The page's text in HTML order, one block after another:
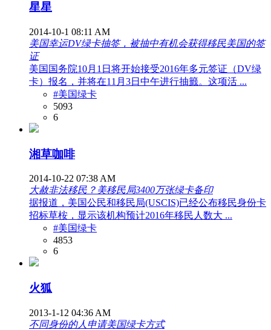
星星
2014-10-1 08:11 AM
美国幸运DV绿卡抽签，被抽中有机会获得移民美国的签
证
美国国务院10月1日将开始接受2016年多元签证（DV绿
卡）报名，并将在11月3日中午进行抽籤。这项活 ...
#美国绿卡
5093
6
湘草咖啡
2014-10-22 07:38 AM
大赦非法移民？美移民局3400万张绿卡备印
据报道，美国公民和移民局(USCIS)已经公布移民身份卡
招标草桉，显示该机构预计2016年移民人数大 ...
#美国绿卡
4853
6
火狐
2013-1-12 04:36 AM
不同身份的人申请美国绿卡方式